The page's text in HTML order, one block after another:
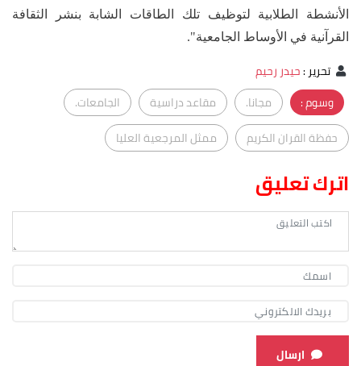
الأنشطة الطلابية لتوظيف تلك الطاقات الشابة بنشر الثقافة
القرآنية في الأوساط الجامعية".
تحرير:حيدر رحيم
وسوم :
مجانا. مقاعد دراسية
الجامعات.
حفظة القران الكريم
ممثل المرجعية العليا
اترك تعليق
ارسال